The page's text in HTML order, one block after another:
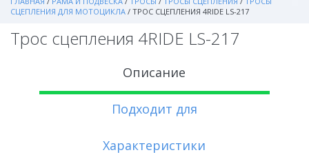
СЦЕПЛЕНИЯ ДЛЯ МОТОЦИКЛА / ТРОС СЦЕПЛЕНИЯ 4RIDE LS-217
Трос сцепления 4RIDE LS-217
Описание
Подходит для
Характеристики